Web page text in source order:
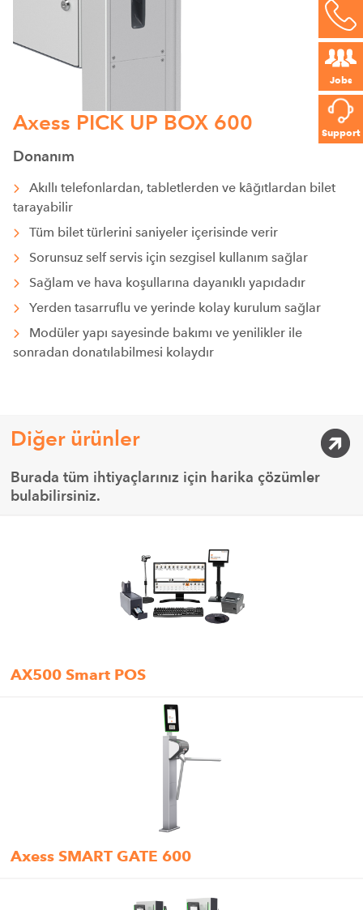
Jobs
Support
Axess PICK UP BOX 600
Donanım
Akıllı telefonlardan, tabletlerden ve kâğıtlardan bilet
tarayabilir
Tüm bilet türlerini saniyeler içerisinde verir
Sorunsuz self servis için sezgisel kullanım sağlar
Sağlam ve hava koşullarına dayanıklı yapıdadır
Yerden tasarruflu ve yerinde kolay kurulum sağlar
Modüler yapı sayesinde bakımı ve yenilikler ile
sonradan donatılabilmesi kolaydır
Diğer ürünler
Burada tüm ihtiyaçlarınız için harika çözümler
bulabilirsiniz.
AX500 Smart POS
Axess SMART GATE 600